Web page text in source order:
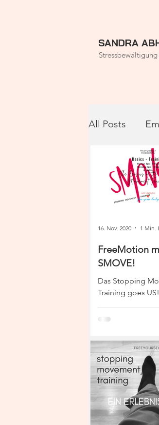
SANDRA
All Posts
Rauhnächte
FreeMotion
SMOVE!
Das Stopping
Training goes
Stopping
16. Nov. 2020 1 Min.